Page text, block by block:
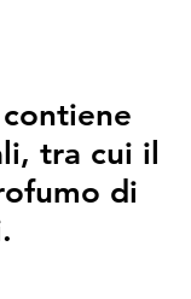
tra cui il
di